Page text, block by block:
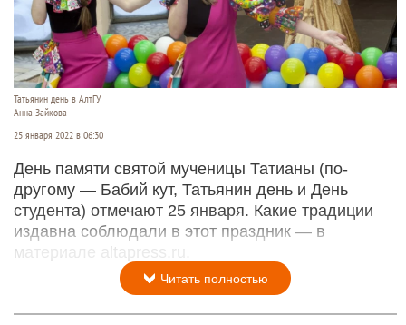
Татьянин день в АлтГУ
Анна Зайкова
25 января 2022 в 06:30
День памяти святой мученицы Татианы (по-
другому — Бабий кут, Татьянин день и День
студента) отмечают 25 января. Какие традиции
издавна соблюдали в этот праздник — в
материале altapress.ru.
Читать полностью